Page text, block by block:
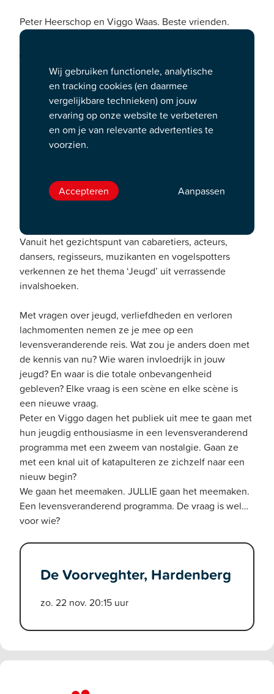
Peter Heerschop en Viggo Waas. Beste vrienden.
Mannen met plannen. Jongens waren ze. Of nee,
belachelijk veel in staat. In wat mogelijk hun laatste
theatershow samen is gaan ze nog één keer voluit. Dat
ze zeker weten dat ze echt alles, maar dan ook álles
hebben gegeven.
Vol jeugdige energie duiken Peter en Viggo in de
diepten van hun herinneringen. School, werk,
allemaal voorbij. Met humor en zelfspot gaan ze op
zoek naar wat anders had kunnen zijn.
door hun favoriete collega’s en bevlogen vakidioten.
Vanuit het gezichtspunt van cabaretiers, acteurs,
dansers, regisseurs, muzikanten en vogelspotters
verkennen ze het thema ‘Jeugd’ uit verrassende
invalshoeken.
Met vragen over jeugd, verliefdheden en verloren
lachmomenten nemen ze je mee op een
levensveranderende reis. Wat zou je anders doen met
de kennis van nu? Wie waren invloedrijk in jouw
jeugd? En waar is die totale onbevangenheid
gebleven? Elke vraag is een scène en elke scène is
een nieuwe vraag.
Peter en Viggo dagen het publiek uit mee te gaan met
hun jeugdig enthousiasme in een levensveranderend
programma met een zweem van nostalgie. Gaan ze
met een knal uit of katapulteren ze zichzelf naar een
nieuw begin?
We gaan het meemaken. JULLIE gaan het meemaken.
Een levensveranderend programma. De vraag is wel…
voor wie?
De Voorveghter, Hardenberg
zo. 22 nov. 20:15 uur
Wij gebruiken functionele, analytische
en tracking cookies (en daarmee
vergelijkbare technieken) om jouw
ervaring op onze website te verbeteren
en om je van relevante advertenties te
voorzien.
Accepteren Aanpassen